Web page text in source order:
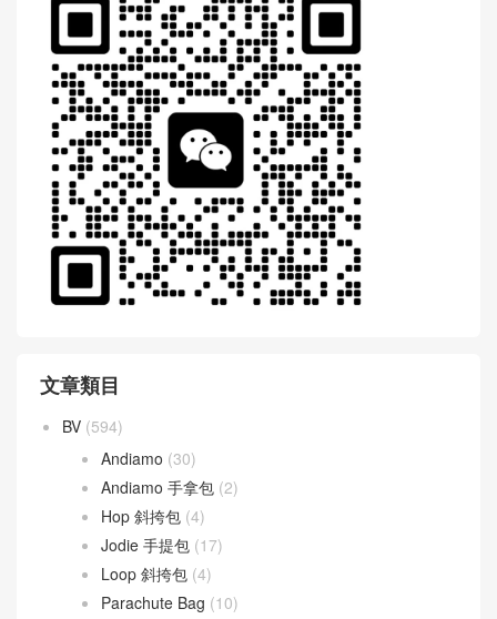
文章類目
BV (594)
Andiamo (30)
Andiamo 手拿包 (2)
Hop 斜挎包 (4)
Jodie 手提包 (17)
Loop 斜挎包 (4)
Parachute Bag (10)